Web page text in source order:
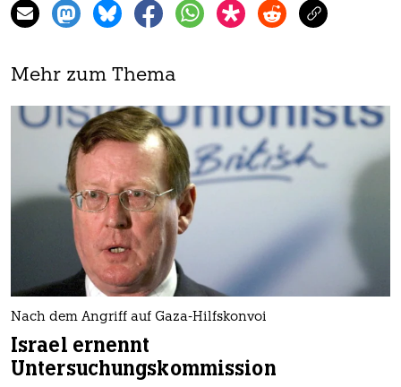
Mehr zum Thema
Nach dem Angriff auf Gaza-Hilfskonvoi
Israel ernennt
Untersuchungskommission